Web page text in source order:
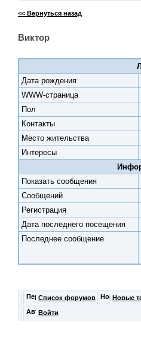
<< Вернуться назад
Виктор
Дата рождения
WWW-страница
Пол
Контакты
Место жительства
Интересы
Показать сообщения
Cообщений
Регистрация
Дата последнего посещения
Последнее сообщение
Список форумов Новые
Войти